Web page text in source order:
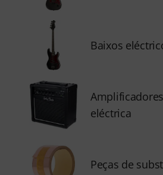
Baixos
eléctrica
Peças de